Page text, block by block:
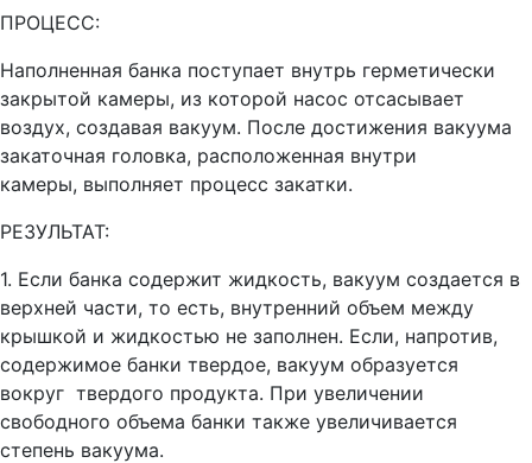
ПРОЦЕСС:
Наполненная банка поступает внутрь герметически
закрытой камеры, из которой насос отсасывает
воздух, создавая вакуум. После достижения вакуума
закаточная головка, расположенная внутри
камеры, выполняет процесс закатки.
РЕЗУЛЬТАТ:
1. Если банка содержит жидкость, вакуум создается в
верхней части, то есть, внутренний объем между
крышкой и жидкостью не заполнен. Если, напротив,
содержимое банки твердое, вакуум образуется
вокруг твердого продукта. При увеличении
свободного объема банки также увеличивается
степень вакуума.